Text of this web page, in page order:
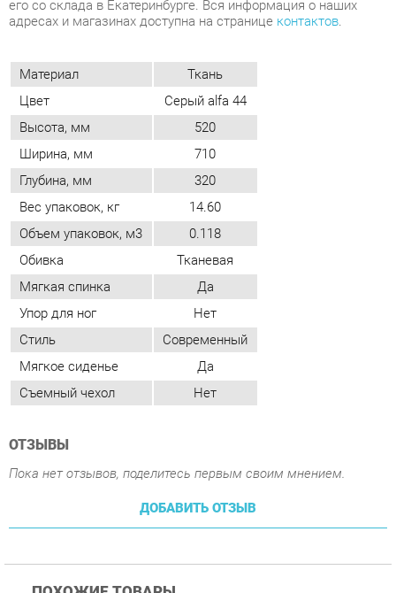
Цвет
Серый alfa 44
Ширина, мм
710
Глубина, мм
320
Вес упаковок, кг
14.60
Объем упаковок, м3
0.118
Обивка
Тканевая
Мягкая спинка
Да
Упор для ног
Нет
Стиль
Современный
Мягкое сиденье
Да
Съемный чехол
Нет
ОТЗЫВЫ
Пока нет отзывов, поделитесь первым своим мнением.
ДОБАВИТЬ ОТЗЫВ
ПОХОЖИЕ ТОВАРЫ